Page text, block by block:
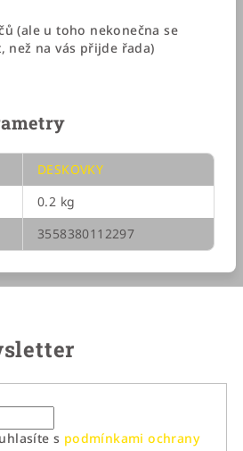
(ale u toho nekonečna se
na vás přijde řada)
DESKOVKY
0.2 kg
3558380112297
s podmínkami ochrany